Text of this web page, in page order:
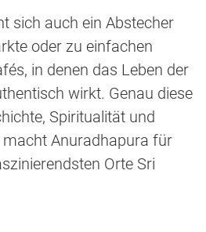
sich auch ein Abstecher
oder zu einfachen
in denen das Leben der
wirkt. Genau diese
Spiritualität und
Anuradhapura für
Orte Sri